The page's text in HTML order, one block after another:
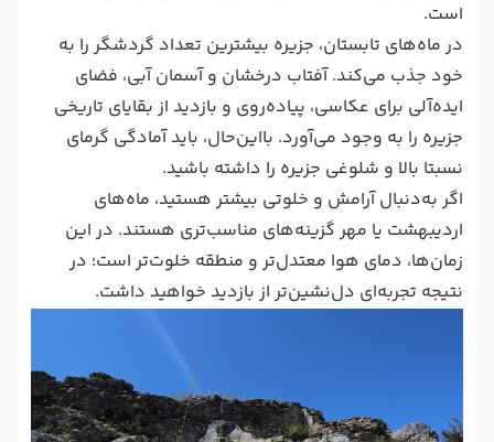
است.
در ماه‌های تابستان، جزیره بیشترین تعداد گردشگر را به
خود جذب می‌کند. آفتاب درخشان و آسمان آبی، فضای
ایده‌آلی برای عکاسی، پیاده‌روی و بازدید از بقایای تاریخی
جزیره را به وجود می‌آورد. بااین‌حال، باید آمادگی گرمای
نسبتا بالا و شلوغی جزیره را داشته باشید.
اگر به‌دنبال آرامش و خلوتی بیشتر هستید، ماه‌های
اردیبهشت یا مهر گزینه‌های مناسب‌تری هستند. در این
زمان‌ها، دمای هوا معتدل‌تر و منطقه خلوت‌تر است؛ در
نتیجه تجربه‌ای دل‌نشین‌تر از بازدید خواهید داشت.